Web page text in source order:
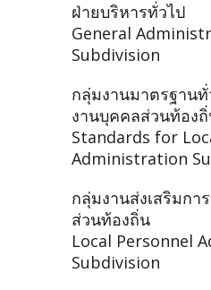
ฝ่ายบริหารทั่วไป
General
Subdivision
กลุ่มงานมาตรฐาน
งานบุคคลส่วนท้อง
Standards for
Administration
กลุ่มงานส่งเสริมกา
ส่วนท้องถิ่น
Local Personnel
Subdivision